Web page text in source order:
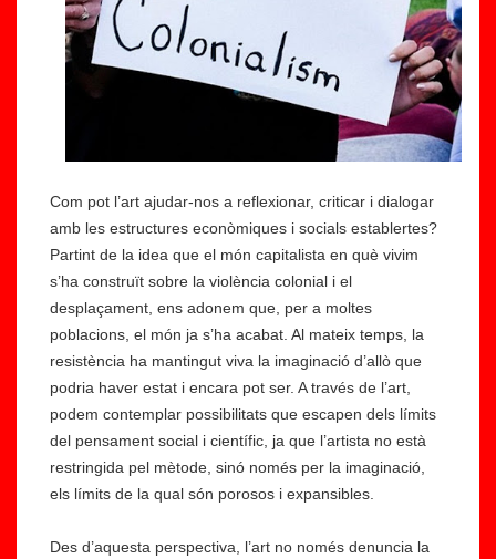
Com pot l’art ajudar-nos a reflexionar, criticar i dialogar
amb les estructures econòmiques i socials establertes?
Partint de la idea que el món capitalista en què vivim
s’ha construït sobre la violència colonial i el
desplaçament, ens adonem que, per a moltes
poblacions, el món ja s’ha acabat. Al mateix temps, la
resistència ha mantingut viva la imaginació d’allò que
podria haver estat i encara pot ser. A través de l’art,
podem contemplar possibilitats que escapen dels límits
del pensament social i científic, ja que l’artista no està
restringida pel mètode, sinó només per la imaginació,
els límits de la qual són porosos i expansibles.
Des d’aquesta perspectiva, l’art no només denuncia la